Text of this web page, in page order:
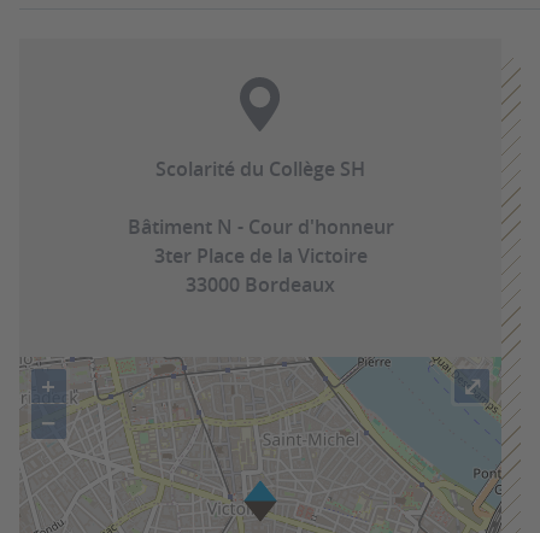
Scolarité du Collège SH
Bâtiment N - Cour d'honneur
3ter Place de la Victoire
33000 Bordeaux
+
−
⤢